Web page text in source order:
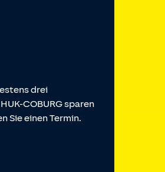
drei
COBURG sparen
Sie einen Termin.